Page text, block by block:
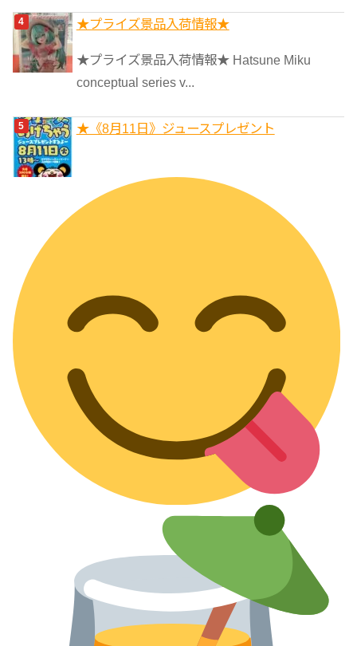
★プライズ景品入荷情報★
★プライズ景品入荷情報★ Hatsune Miku
conceptual series v...
★《8月11日》ジュースプレゼント